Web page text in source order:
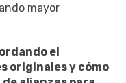
mayor
el
originales y cómo